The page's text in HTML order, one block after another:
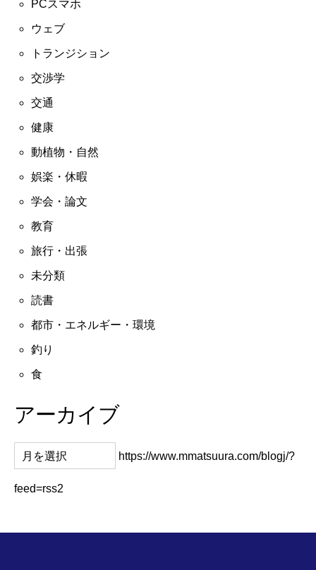
PCスマホ
ウェブ
トランジション
交渉学
交通
健康
動植物・自然
娯楽・休暇
学会・論文
教育
旅行・出張
未分類
読書
都市・エネルギー・環境
釣り
食
アーカイブ
https://www.mmatsuura.com/blogj/?
feed=rss2